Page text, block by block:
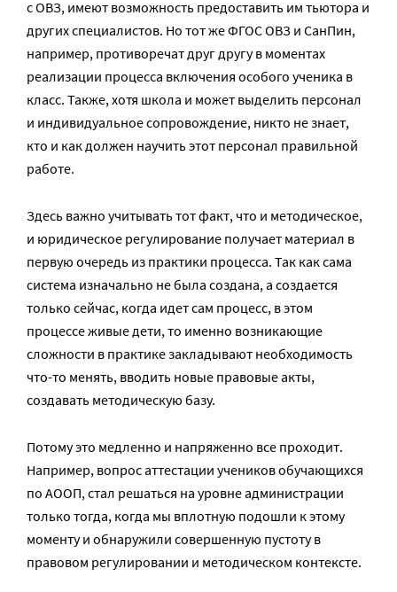
с ОВЗ, имеют возможность предоставить им тьютора и
других специалистов. Но тот же ФГОС ОВЗ и СанПин,
например, противоречат друг другу в моментах
реализации процесса включения особого ученика в
класс. Также, хотя школа и может выделить персонал
и индивидуальное сопровождение, никто не знает,
кто и как должен научить этот персонал правильной
работе.
Здесь важно учитывать тот факт, что и методическое,
и юридическое регулирование получает материал в
первую очередь из практики процесса. Так как сама
система изначально не была создана, а создается
только сейчас, когда идет сам процесс, в этом
процессе живые дети, то именно возникающие
сложности в практике закладывают необходимость
что-то менять, вводить новые правовые акты,
создавать методическую базу.
Потому это медленно и напряженно все проходит.
Например, вопрос аттестации учеников обучающихся
по АООП, стал решаться на уровне администрации
только тогда, когда мы вплотную подошли к этому
моменту и обнаружили совершенную пустоту в
правовом регулировании и методическом контексте.